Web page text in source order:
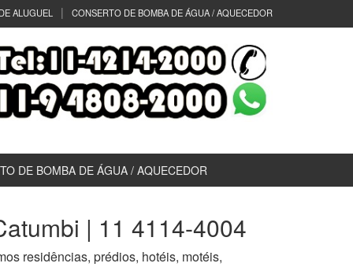
ALUGUEL CONSERTO DE BOMBA DE ÁGUA / AQUECEDOR
DE BOMBA DE ÁGUA / AQUECEDOR
| 11 4114-4004
residências, prédios, hotéis, motéis,